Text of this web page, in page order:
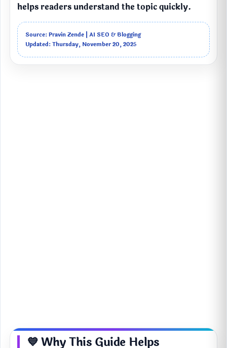
helps readers understand the topic quickly.
Source: Pravin Zende | AI SEO & Blogging
Updated: Thursday, November 20, 2025
💙 Why This Guide Helps